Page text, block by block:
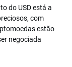
do USD está a
com
estão
negociada